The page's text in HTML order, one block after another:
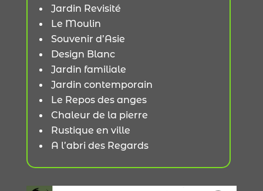
Jardin Revisité
Le Moulin
Souvenir d’Asie
Design Blanc
Jardin familiale
Jardin contemporain
Le Repos des anges
Chaleur de la pierre
Rustique en ville
A l’abri des Regards